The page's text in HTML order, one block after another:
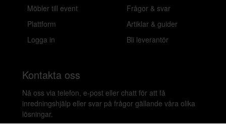
Möbler till event
Plattform
Logga in
Frågor & svar
Artiklar & guider
Bli leverantör
Kontakta oss
Nå oss via telefon, e-post eller chatt för att få
inredningshjälp eller svar på frågor gällande våra olika
lösningar.